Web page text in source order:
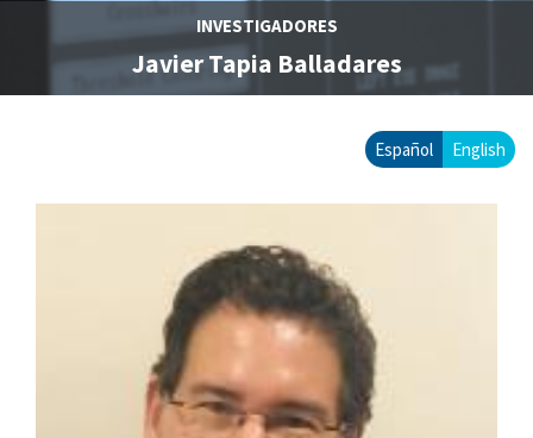
INVESTIGADORES
Javier Tapia Balladares
Español English